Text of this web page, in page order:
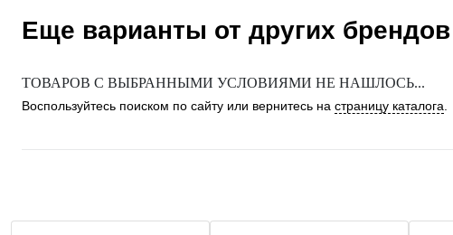
Еще варианты от других брендов
ТОВАРОВ С ВЫБРАННЫМИ УСЛОВИЯМИ НЕ НАШЛОСЬ...
Воспользуйтесь поиском по сайту или вернитесь на страницу каталога